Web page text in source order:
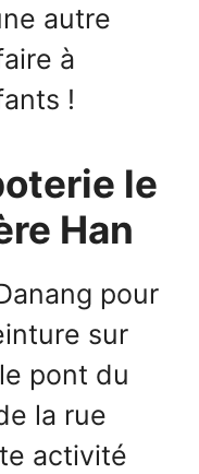
autre
à
!
le
Han
pour
sur
pont du
la rue
activité